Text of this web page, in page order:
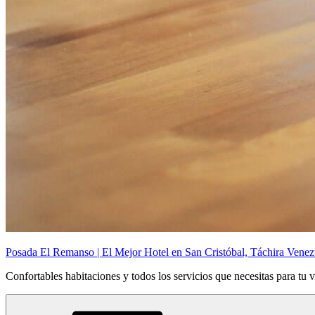
Posada El Remanso | El Mejor Hotel en San Cristóbal, Táchira
Confortables habitaciones y todos los servicios que necesitas para tu